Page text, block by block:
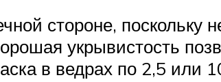
стороне, поскольку
укрывистость
в ведрах по 2,5 или